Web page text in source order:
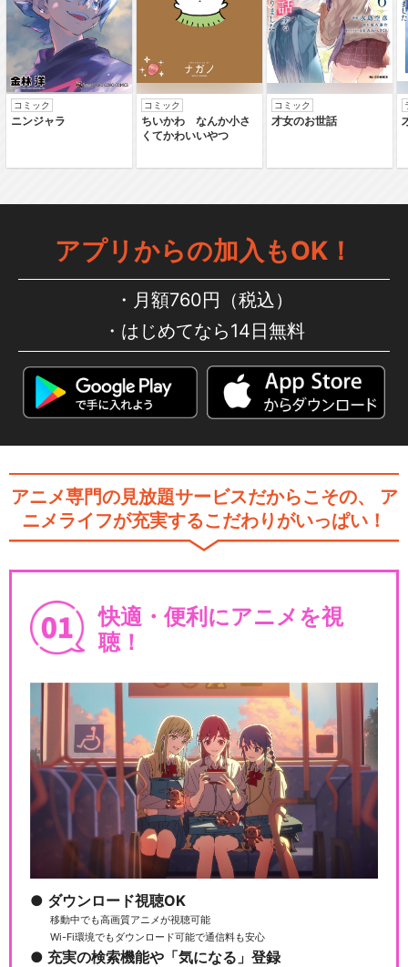
コミック
ニンジャラ
コミック
ちいかわ なんか小さ
くてかわいいやつ
コミック
才女のお世話
アプリからの加入もOK！
月額760円（税込）
はじめてなら14日無料
アニメ専門の見放題サービスだからこその、
ア
ニメライフが充実するこだわりがいっぱい！
快適・便利にアニメを視
聴！
ダウンロード視聴OK
移動中でも高画質アニメが視聴可能
Wi-Fi環境でもダウンロード可能で通信料も安心
充実の検索機能や「気になる」登録